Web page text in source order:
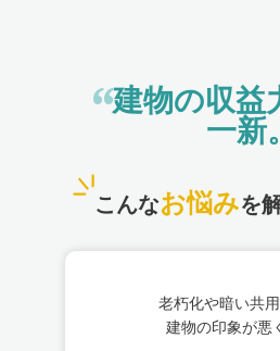
“建物の収益
一新。
こんなお悩みを
老朽化や暗い共用
建物の印象が悪